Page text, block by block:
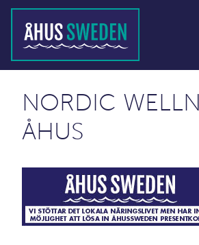
NORDIC
ÅHUS